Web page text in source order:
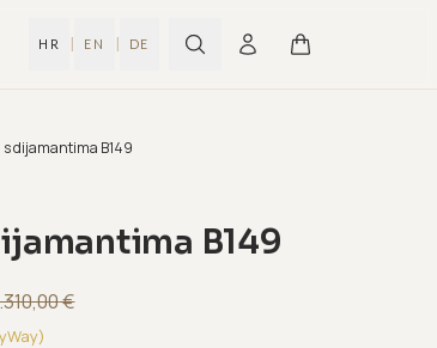
HR | EN | DE
s dijamantima B149
B149
€